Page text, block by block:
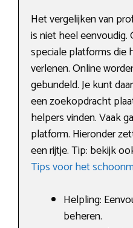
Het vergelijken van
is niet heel eenvoudig.
speciale platforms die
verlenen. Online
gebundeld. Je kunt
een zoekopdracht
helpers vinden. Vaak
platform. Hieronder
een rijtje. Tip: bekijk
Tips voor het
Helpling:
beheren.